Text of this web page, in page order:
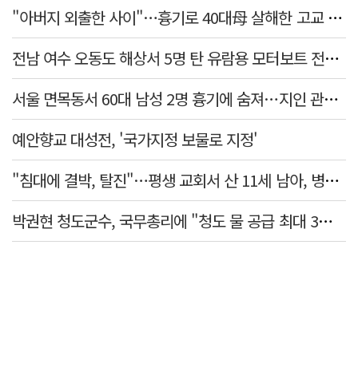
"아버지 외출한 사이"…흉기로 40대母 살해한 고교 자퇴생, 구속 기로에
전남 여수 오동도 해상서 5명 탄 유람용 모터보트 전복…2명 숨져
서울 면목동서 60대 남성 2명 흉기에 숨져…지인 관계로 추정
예안향교 대성전, '국가지정 보물로 지정'
"침대에 결박, 탈진"…평생 교회서 산 11세 남아, 병원 이송 끝 숨져
박권현 청도군수, 국무총리에 "청도 물 공급 최대 3만t 늘려달라"